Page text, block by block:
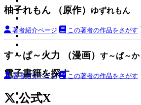
電子書籍を探す
柚子れもん （原作） ゆずれもん
著者紹介ページ この著者の作品をさがす
す～ぱ～火力 （漫画） す～ぱ～か
著者紹介ページ この著者の作品をさがす
公式X